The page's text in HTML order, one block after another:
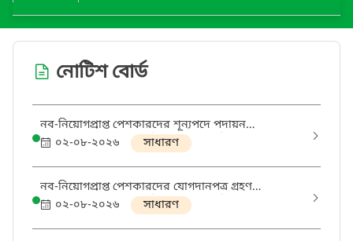
নোটিশ বোর্ড
নব-নিয়োগপ্রাপ্ত পেশকারদের শূন্যপদে পদায়ন
002.19.015.20-412 তারিখ 02.08.26 খ্রি.pdf
০২-০৮-২০২৬ সাধারণ
নব-নিয়োগপ্রাপ্ত পেশকারদের যোগদানপত্র গ্রহণ
002.18.102.24-411 তারিখ 02.08.26 খ্রি
০২-০৮-২০২৬ সাধারণ